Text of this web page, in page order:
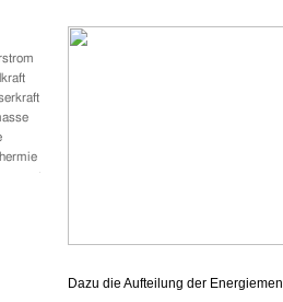
Dazu die Aufteilung der